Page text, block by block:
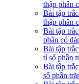
thập phân
Bài tập
thập phân
Bài tập
phân có
Bài tập
tỉ số phần
Bài tập
số phần